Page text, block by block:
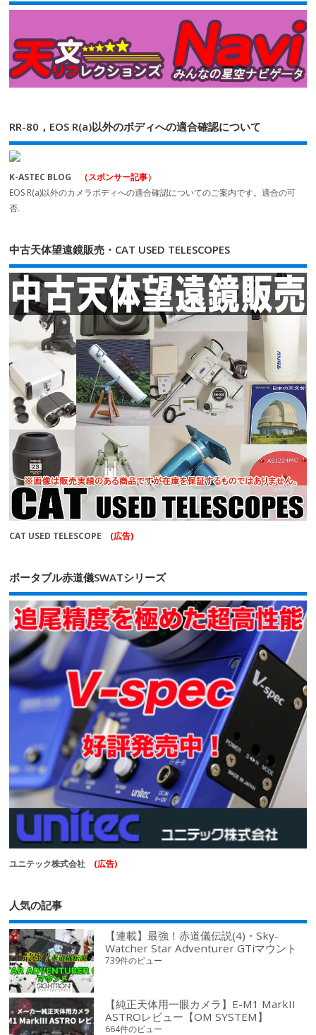
RR-80，EOS R(a)以外のボディへの適合確認について
K-ASTEC BLOG
（スポンサー記事）
EOS R(a)以外のカメラボディへの適合確認についてのご案内です。適合の可
否.
中古天体望遠鏡販売・CAT USED TELESCOPES
CAT USED TELESCOPE (広告)
ポータブル赤道儀SWATシリーズ
ユニテック株式会社 (広告)
人気の記事
【連載】最強！赤道儀伝説(4)・Sky-
Watcher Star Adventurer GTiマウント
739件のビュー
【純正天体用一眼カメラ】E-M1 MarkII
ASTROレビュー【OM SYSTEM】
664件のビュー